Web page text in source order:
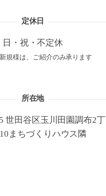
定休日
日・祝・不定休
規様は、ご紹介のみ承ります
所在地
世田谷区玉川田園調布2丁
まちづくりハウス隣